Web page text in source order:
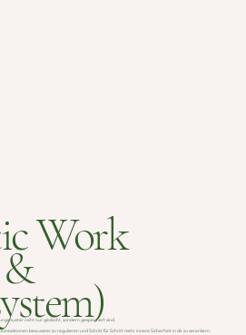
Work
nicht nur gedacht, sondern gespeichert sind.
bewusster zu regulieren und Schritt für Schritt mehr innere Sicherheit in dir zu verankern.